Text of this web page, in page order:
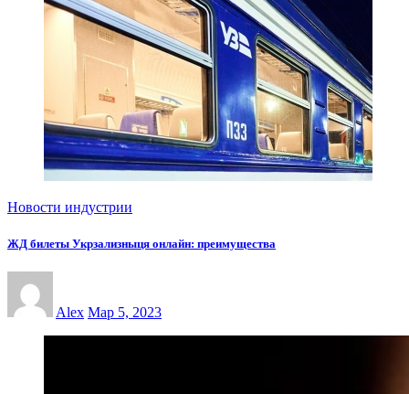
Новости индустрии
ЖД билеты Укрзализныця онлайн: преимущества
Alex Мар 5, 2023